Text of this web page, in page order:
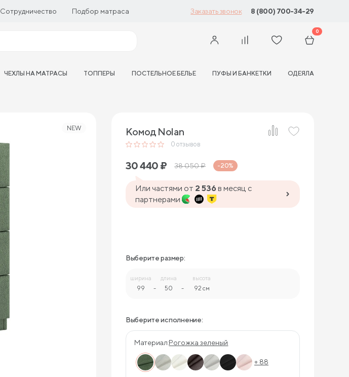
Сотрудничество Подбор матраса Заказать звонок 8 (800) 700-34-29
0
ЧЕХЛЫ НА МАТРАСЫ ТОППЕРЫ ПОСТЕЛЬНОЕ БЕЛЬЕ ПУФЫ И БАНКЕТКИ ОДЕЯЛА
NEW Комод Nolan
0 отзывов
30 440 ₽ 38 050₽ -20%
Или частями от 2 536в месяц с
партнерами
Выберите размер:
ширина
99 -
длина
50 -
высота
92 см
Выберите исполнение:
Материал:Рогожка зеленый
+ 88